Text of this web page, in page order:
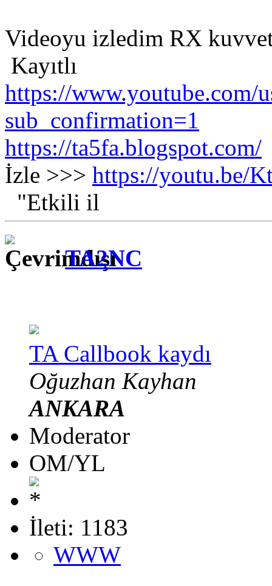
Videoyu izledim RX
Kayıtlı
https://www.youtube.com/
sub_confirmation=1
https://ta5fa.blogspot.com/
İzle >>> https://youtu.be/
"Etkili il
TA2NC
TA Callbook kaydı
Oğuzhan Kayhan
ANKARA
Moderator
OM/YL
İleti: 1183
WWW